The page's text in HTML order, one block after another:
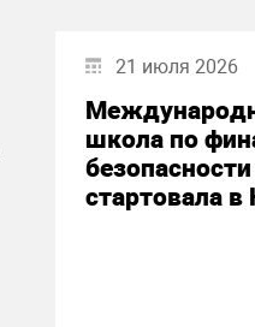
21 июля 2026
школа по
стартовала